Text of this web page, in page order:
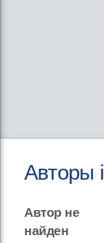
Авторы
Автор не
найден